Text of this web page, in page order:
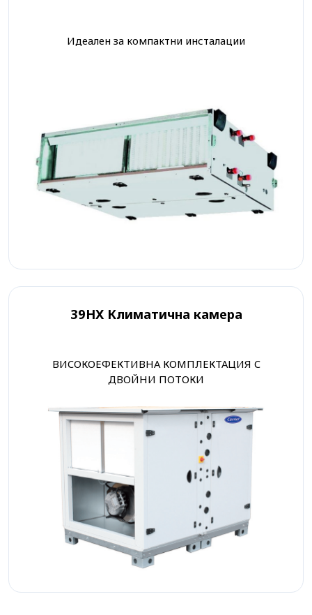
Идеален за компактни инсталации
39HX Климатична камера
ВИСОКОЕФЕКТИВНА КОМПЛЕКТАЦИЯ С
ДВОЙНИ ПОТОКИ